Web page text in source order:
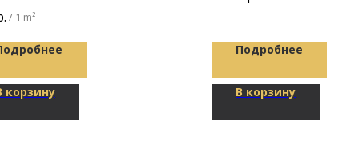
/ 1 m²
корзину
Подробнее
В корзину